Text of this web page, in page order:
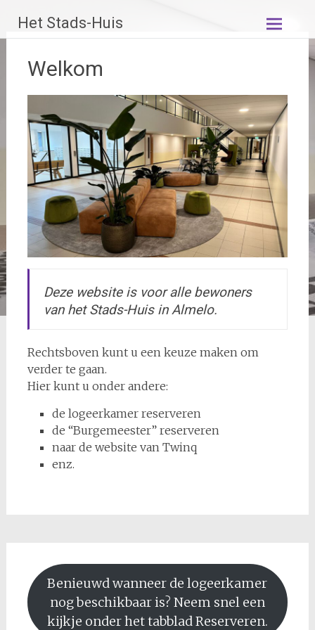
naar
de
inhoud
Het Stads-Huis
Welkom
Deze website is voor alle bewoners
van het Stads-Huis in Almelo.
Rechtsboven kunt u een keuze maken om
verder te gaan.
Hier kunt u onder andere:
de logeerkamer reserveren
de “Burgemeester” reserveren
naar de website van Twinq
enz.
Benieuwd wanneer de logeerkamer
nog beschikbaar is? Neem snel een
kijkje onder het tabblad Reserveren.